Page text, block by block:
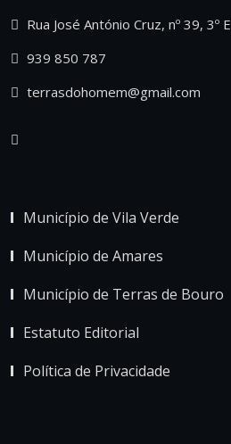
Rua José António Cruz, nº 39,
939 850 787
terrasdohomem@gmail.com
Município de Vila Verde
Município de Amares
Município de Terras de Bouro
Estatuto Editorial
Política de Privacidade